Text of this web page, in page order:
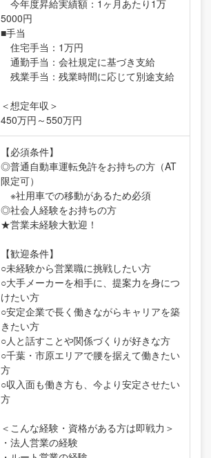
今年度昇給実績額：1ヶ月あたり1万
5000円
■手当
住宅手当：1万円
通勤手当：会社規定に基づき支給
残業手当：残業時間に応じて別途支給
＜想定年収＞
450万円～550万円
【必須条件】
◎普通自動車運転免許をお持ちの方（AT
限定可）
※社用車での移動があるため必須
◎社会人経験をお持ちの方
★営業未経験大歓迎！
【歓迎条件】
○未経験から営業職に挑戦したい方
○大手メーカーを相手に、提案力を身につ
けたい方
○安定企業で長く働きながらキャリアを築
きたい方
○人と話すことや関係づくりが好きな方
○千葉・市原エリアで腰を据えて働きたい
方
○収入面も働き方も、今より安定させたい
方
＜こんな経験・資格がある方は即戦力＞
・法人営業の経験